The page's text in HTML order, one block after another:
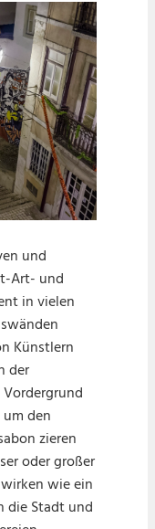
und
Art- und
in vielen
Künstlern
der
den
zieren
oder großer
wie ein
die Stadt und